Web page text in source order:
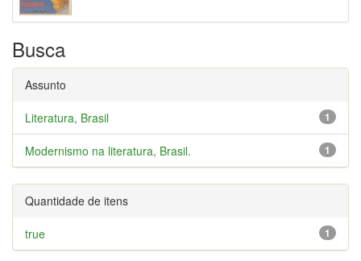
Busca
Assunto
1
Literatura, Brasil
1
Modernismo na literatura, Brasil.
Quantidade de itens
1
true